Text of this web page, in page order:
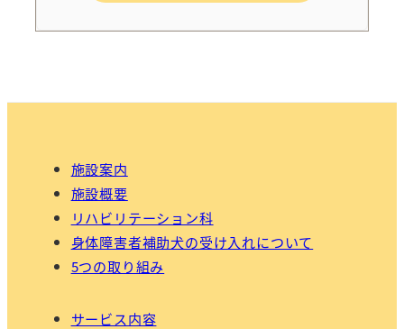
施設案内
施設概要
リハビリテーション科
身体障害者補助犬の受け入れについて
5つの取り組み
サービス内容